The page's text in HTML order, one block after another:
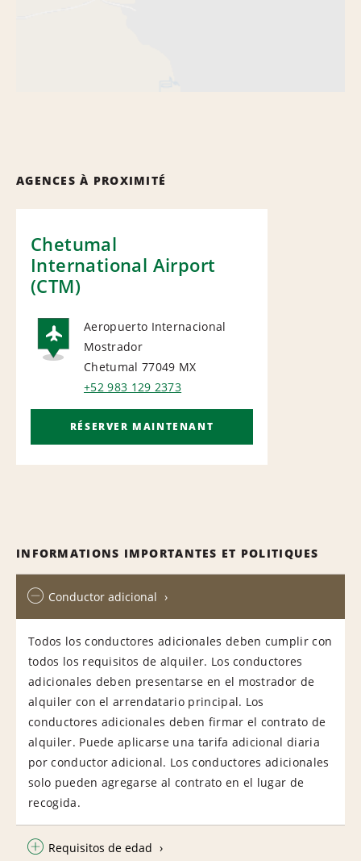
AGENCES À PROXIMITÉ
Chetumal
International Airport
(CTM)
AIRPORT
Aeropuerto Internacional
Mostrador
Chetumal 77049 MX
+52 983 129 2373
RÉSERVER MAINTENANT
INFORMATIONS IMPORTANTES ET POLITIQUES
Conductor adicional
Todos los conductores adicionales deben cumplir con
todos los requisitos de alquiler. Los conductores
adicionales deben presentarse en el mostrador de
alquiler con el arrendatario principal. Los
conductores adicionales deben firmar el contrato de
alquiler. Puede aplicarse una tarifa adicional diaria
por conductor adicional. Los conductores adicionales
solo pueden agregarse al contrato en el lugar de
recogida.
Requisitos de edad